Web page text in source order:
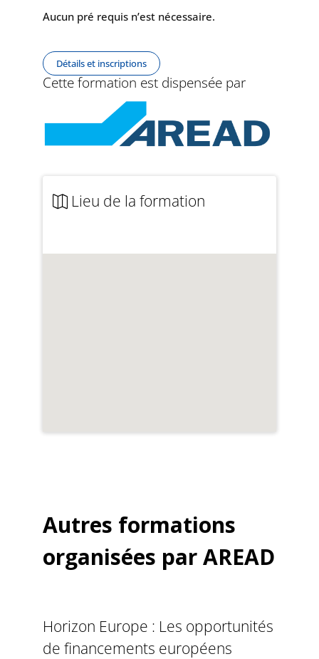
Aucun pré requis n’est nécessaire.
Détails et inscriptions
Cette formation est dispensée par
Lieu de la formation
Autres formations
organisées par AREAD
Horizon Europe : Les opportunités
de financements européens